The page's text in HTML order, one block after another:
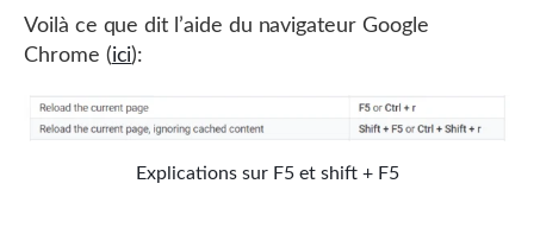
Voilà ce que dit l’aide du navigateur Google
Chrome (ici):
Explications sur F5 et shift + F5